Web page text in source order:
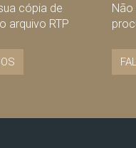
cópia de
arquivo RTP
Não